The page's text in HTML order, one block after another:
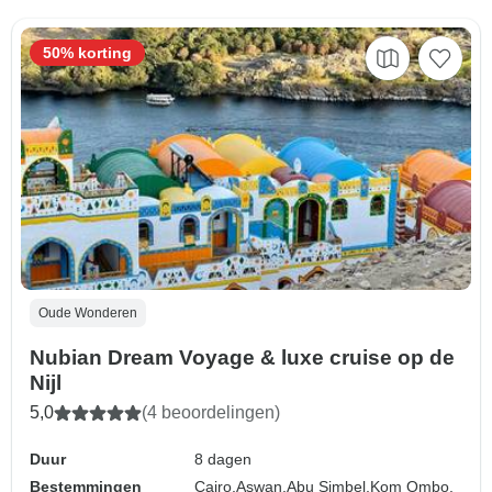
Oude Wonderen
Nubian Dream Voyage & luxe cruise op de
Nijl
5,0 (4 beoordelingen)
Duur
8 dagen
Bestemmingen
Cairo,Aswan,Abu Simbel,Kom Ombo,
50% korting